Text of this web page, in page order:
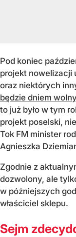
Pod koniec
projekt nowelizacji
oraz niektórych
będzie dniem
to już było w tym
projekt poselski,
Tok FM minister
Agnieszka
Zgodnie z
dozwolony, ale
w późniejszych
właściciel sklepu.
Sejm